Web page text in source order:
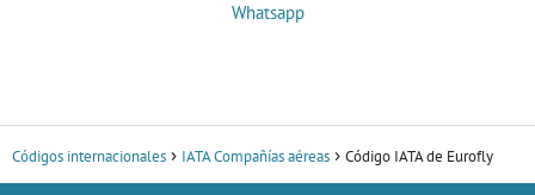
Whatsapp
Códigos internacionales IATA Compañías aéreas Código IATA de Eurofly